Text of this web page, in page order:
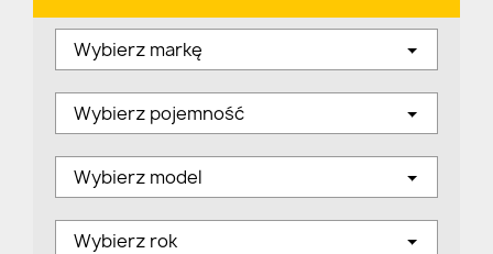
Wybierz markę
Wybierz pojemność
Wybierz model
Wybierz rok